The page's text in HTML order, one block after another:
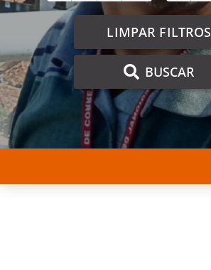
LIMPAR FILTROS
BUSCAR